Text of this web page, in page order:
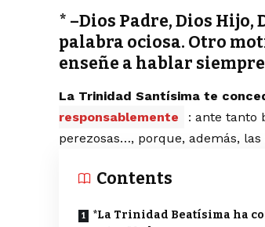
* –Dios Padre, Dios
palabra ociosa. Otro
enseñe a hablar
La Trinidad Santísima te
responsablemente
: ante tanto
perezosas…, porque, además,
Contents
*La Trinidad Beatísima ha